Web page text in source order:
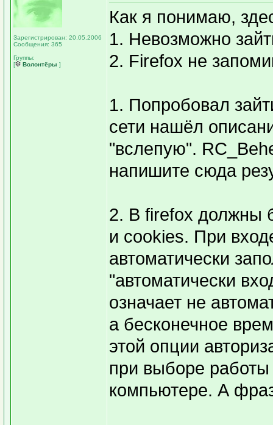
Зарегистрирован: 20.05.2006
Сообщения: 365
Группы:
[
Волонтёры ]
Как я понимаю,
1. Невозможно
2. Firefox не
1. Попробовал
сети нашёл
"вслепую".
напишите сюда
2. В firefox должны
и cookies. При
автоматически
"автоматически
означает не
а бесконечное
этой опции
при выборе
компьютере. А